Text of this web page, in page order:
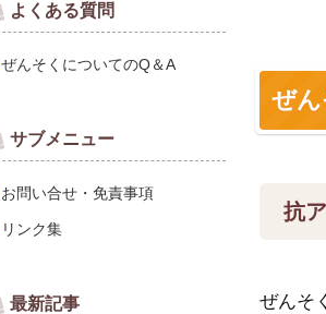
ぜ
抗
ぜんそ
よくある質問
ぜんそくについてのQ＆A
サブメニュー
お問い合せ・免責事項
リンク集
最新記事